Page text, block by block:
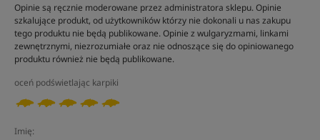
Opinie są ręcznie moderowane przez administratora sklepu. Opinie
szkalujące produkt, od użytkowników którzy nie dokonali u nas zakupu
tego produktu nie będą publikowane. Opinie z wulgaryzmami, linkami
zewnętrznymi, niezrozumiałe oraz nie odnoszące się do opiniowanego
produktu również nie będą publikowane.
oceń podświetlając karpiki
Imię: